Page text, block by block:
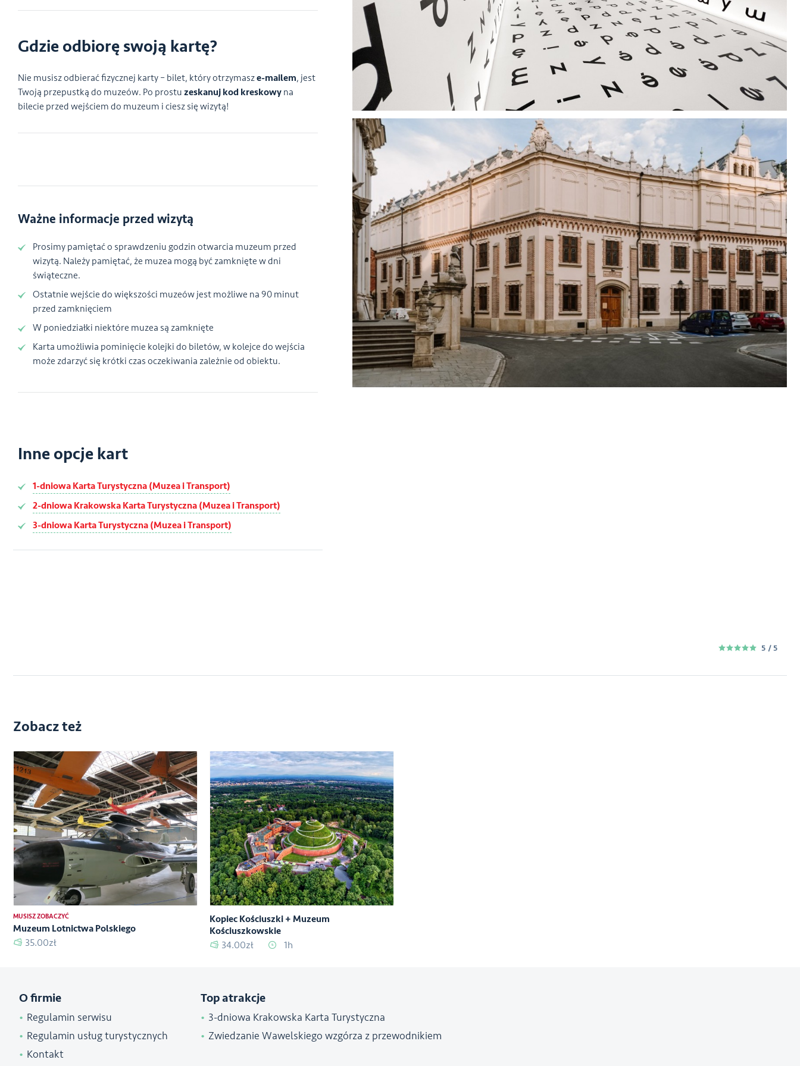
Gdzie odbiorę swoją kartę?
Nie musisz odbierać fizycznej karty – bilet, który otrzymasze-mailem, jest
Twoją przepustką do muzeów. Po prostu zeskanuj kod kreskowy na
bilecie przed wejściem do muzeum i ciesz się wizytą!
Ważne informacje przed wizytą
Prosimy pamiętać o sprawdzeniu godzin otwarcia muzeum przed
wizytą. Należy pamiętać, że muzea mogą być zamknięte w dni
świąteczne.
Ostatnie wejście do większości muzeów jest możliwe na 90 minut
przed zamknięciem
W poniedziałki niektóre muzea są zamknięte
Karta umożliwia pominięcie kolejki do biletów, w kolejce do wejścia
może zdarzyć się krótki czas oczekiwania zależnie od obiektu.
Inne opcje kart
1-dniowa Karta Turystyczna (Muzea i Transport)
2-dniowa Krakowska Karta Turystyczna (Muzea i Transport)
3-dniowa Karta Turystyczna (Muzea i Transport)
5 / 5
Zobacz też
MUSISZ ZOBACZYĆ
Muzeum Lotnictwa Polskiego
35.00zł
Kopiec Kościuszki + Muzeum
Kościuszkowskie
34.00zł 1h
O firmie
Regulamin serwisu
Regulamin usług turystycznych
Kontakt
Top atrakcje
3-dniowa Krakowska Karta Turystyczna
Zwiedzanie Wawelskiego wzgórza z przewodnikiem